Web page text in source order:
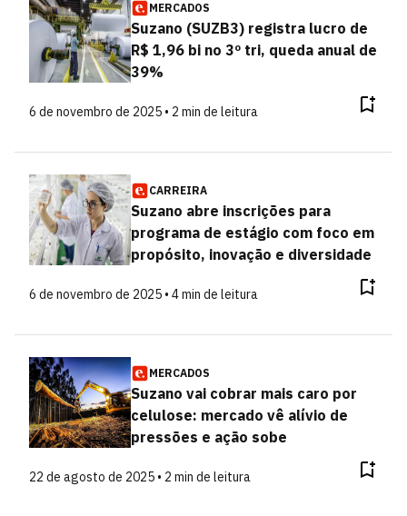
MERCADOS
Suzano (SUZB3) registra lucro de
R$ 1,96 bi no 3º tri, queda anual de
39%
6 de novembro de 2025 • 2 min de leitura
CARREIRA
Suzano abre inscrições para
programa de estágio com foco em
propósito, inovação e diversidade
6 de novembro de 2025 • 4 min de leitura
MERCADOS
Suzano vai cobrar mais caro por
celulose: mercado vê alívio de
pressões e ação sobe
22 de agosto de 2025 • 2 min de leitura